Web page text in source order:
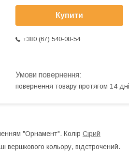
Купити
+380 (67) 540-08-54
повернення товару протягом 14
"Орнамент". Колір Сірий
вершкового кольору, відстрочений.